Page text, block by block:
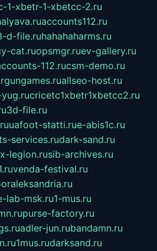
1-xbetr-1-xbetcc-2.ru
accounts112.ru
d-file.ruhahahaharms.ru
cat.ruopsmgr.ruev-gallery.ru
112.rucsm-demo.ru
allseo-host.ru
cricetc1xbetr1xbetcc2.ru
3d-file.ru
uafoot-statti.rue-abis1c.ru
services.rudark-sand.ru
x-legion.rusib-archives.ru
venda-festival.ru
lab-msk.ru1-mus.ru
purse-factory.ru
adler-jun.rubandamn.ru
1mus.rudarksand.ru